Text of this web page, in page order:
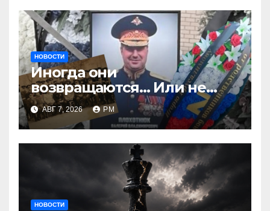
НОВОСТИ
Иногда они
возвращаются… Или не
возвращаются
АВГ 7, 2026 РМ
НОВОСТИ